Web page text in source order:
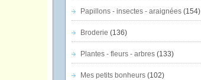
Papillons - insectes - araignées(154)
Broderie (136)
Plantes - fleurs - arbres(133)
Mes petits bonheurs(102)